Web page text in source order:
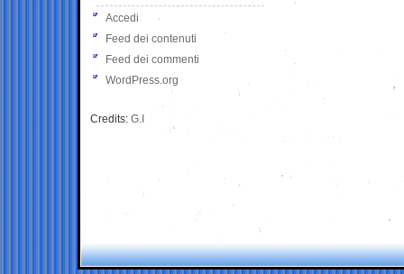
Accedi
Feed dei contenuti
Feed dei commenti
WordPress.org
Credits: G.I